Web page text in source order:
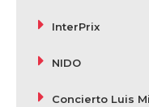
InterPrix
NIDO
Concierto Luis